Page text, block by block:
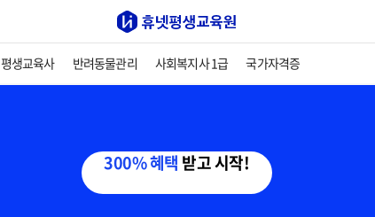
평생교육사 반려동물관리 사회복지사 1급 국가자격증
300% 혜택 받고 시작!